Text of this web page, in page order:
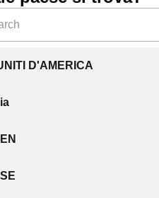
D'AMERICA